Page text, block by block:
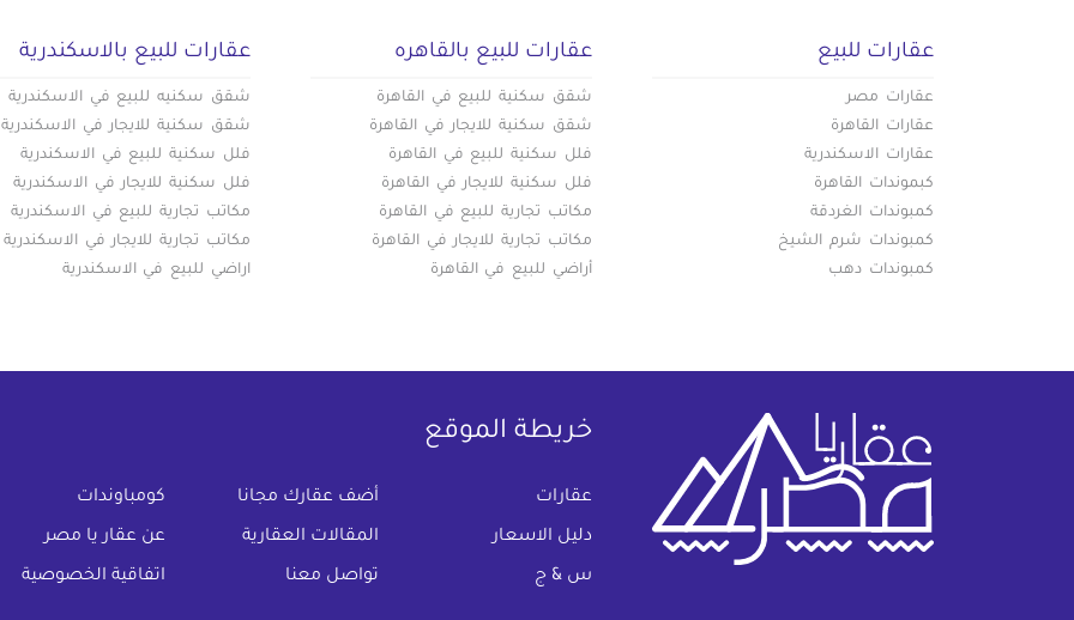
عقارات للبيع
عقارات مصر
عقارات القاهرة
عقارات الاسكندرية
كبموندات القاهرة
كمبوندات الغردقة
كمبوندات شرم الشيخ
كمبوندات دهب
عقارات للبيع بالقاهره
شقق سكنية للبيع في القاهرة
شقق سكنية للايجار في القاهرة
فلل سكنية للبيع في القاهرة
فلل سكنية للايجار في القاهرة
مكاتب تجارية للبيع في القاهرة
مكاتب تجارية للايجار في القاهرة
أراضي للبيع في القاهرة
عقارات للبيع بالاسكندرية
شقق سكنيه للبيع في الاسكندرية
شقق سكنية للايجار في الاسكندرية
فلل سكنية للبيع في الاسكندرية
فلل سكنية للايجار في الاسكندرية
مكاتب تجارية للبيع في الاسكندرية
مكاتب تجارية للايجار في الاسكندرية
اراضي للبيع في الاسكندرية
خريطة الموقع
عقارات أضف عقارك مجانا كومباوندات
دليل الاسعار المقالات العقارية عن عقار يا مصر
س & ج تواصل معنا اتفاقية الخصوصية